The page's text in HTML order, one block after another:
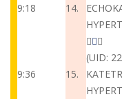
9:18
14.
(UID:
9:36
15.